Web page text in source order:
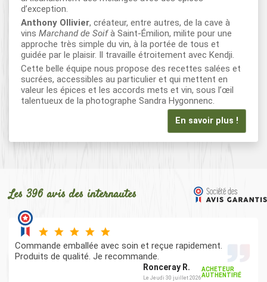
d’exception.
Anthony Ollivier, créateur, entre autres, de la cave à
vins Marchand de Soifà Saint-Émilion, milite pour une
approche très simple du vin, à la portée de tous et
guidée par le plaisir. Il travaille étroitement avec Kendji.
Cette belle équipe nous propose des recettes salées et
sucrées, accessibles au particulier et qui mettent en
valeur les épices et les accords mets et vin, sous l’œil
talentueux de la photographe Sandra Hygonnenc.
En savoir plus !
Les 396 avis des internautes
Commande emballée avec soin et reçue rapidement.
Produits de qualité. Je recommande.
Ronceray R.
Le Jeudi 30 juillet 2026
ACHETEUR
AUTHENTIFIÉ